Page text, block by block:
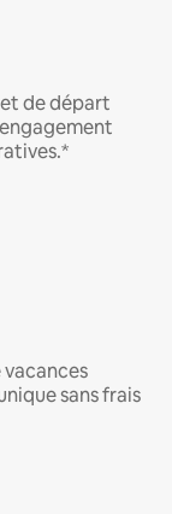
de départ
sans frais